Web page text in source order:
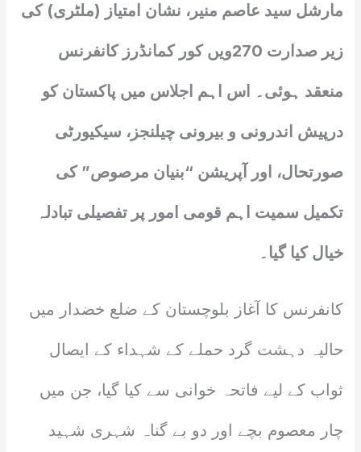
مارشل سید عاصم منیر، نشان امتیاز (ملٹری) کی
زیر صدارت 270ویں کور کمانڈرز کانفرنس
منعقد ہوئی۔ اس اہم اجلاس میں پاکستان کو
درپیش اندرونی و بیرونی چیلنجز، سیکیورٹی
صورتحال، اور آپریشن “بنیان مرصوص” کی
تکمیل سمیت اہم قومی امور پر تفصیلی تبادلہ
خیال کیا گیا۔
کانفرنس کا آغاز بلوچستان کے ضلع خضدار میں
حالیہ دہشت گرد حملے کے شہداء کے ایصال
ثواب کے لیے فاتحہ خوانی سے کیا گیا، جن میں
چار معصوم بچے اور دو بے گناہ شہری شہید